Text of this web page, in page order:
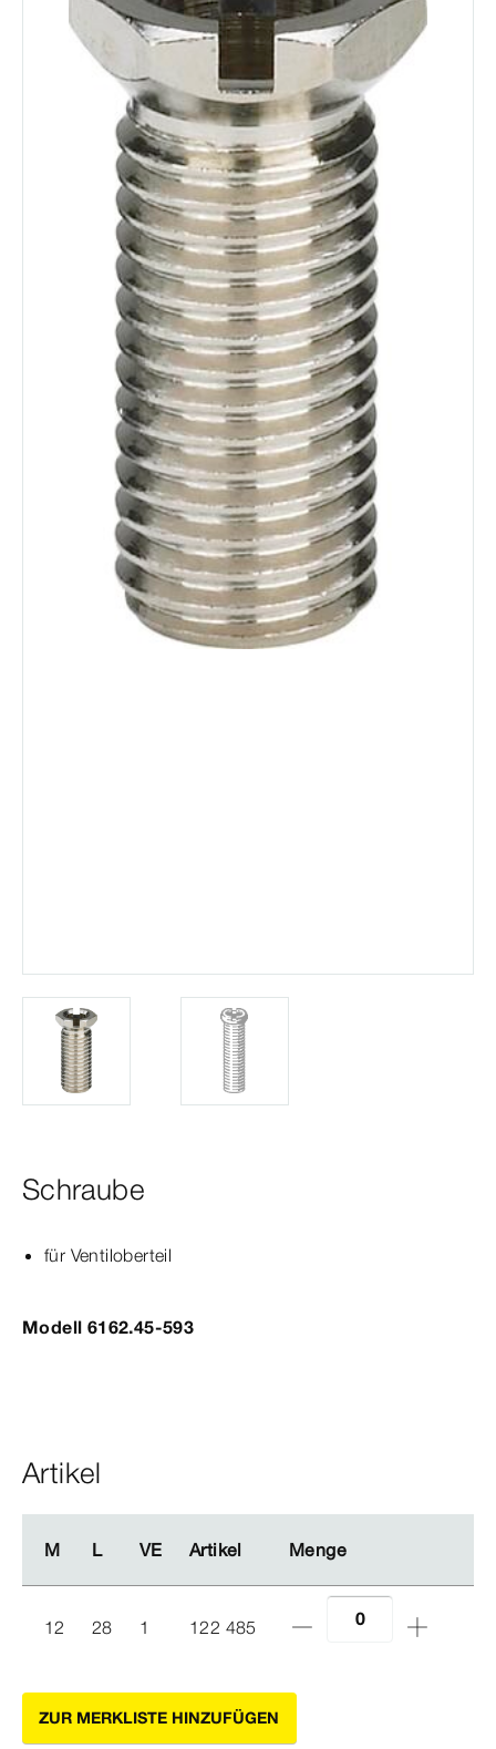
Schraube
für Ventiloberteil
Modell 6162.45-593
Artikel
M L VE Artikel Menge
M L VE Artikel Menge
12 28 1 122 485
ZUR MERKLISTE HINZUFÜGEN